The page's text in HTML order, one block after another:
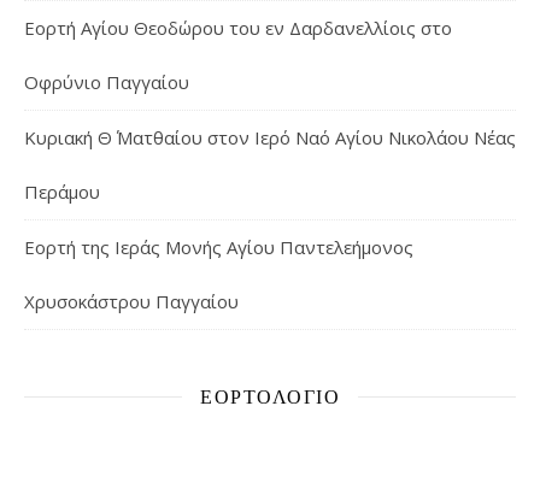
Εορτή Αγίου Θεοδώρου του εν Δαρδανελλίοις στο
Οφρύνιο Παγγαίου
Κυριακή Θ΄ Ματθαίου στον Ιερό Ναό Αγίου Νικολάου Νέας
Περάμου
Εορτή της Ιεράς Μονής Αγίου Παντελεήμονος
Χρυσοκάστρου Παγγαίου
ΕΟΡΤΟΛΌΓΙΟ